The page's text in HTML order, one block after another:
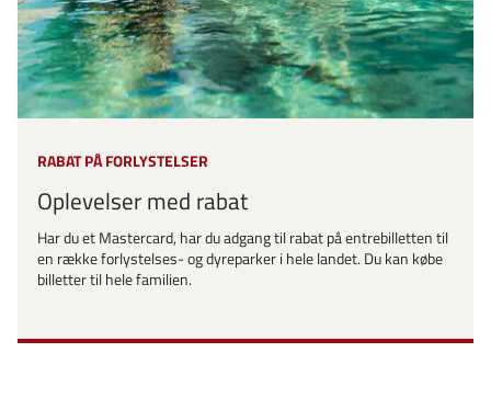
RABAT PÅ FORLYSTELSER
Oplevelser med rabat
Har du et Mastercard, har du adgang til rabat på entrebilletten til
en række forlystelses- og dyreparker i hele landet. Du kan købe
billetter til hele familien.